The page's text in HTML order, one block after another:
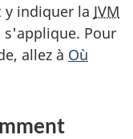
y indiquer la JVM
s'applique. Pour
allez à Où